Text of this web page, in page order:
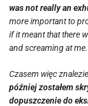
was not really an
more important to
if it meant that there
and screaming at
Czasem więc
później zostałem
dopuszczenie do